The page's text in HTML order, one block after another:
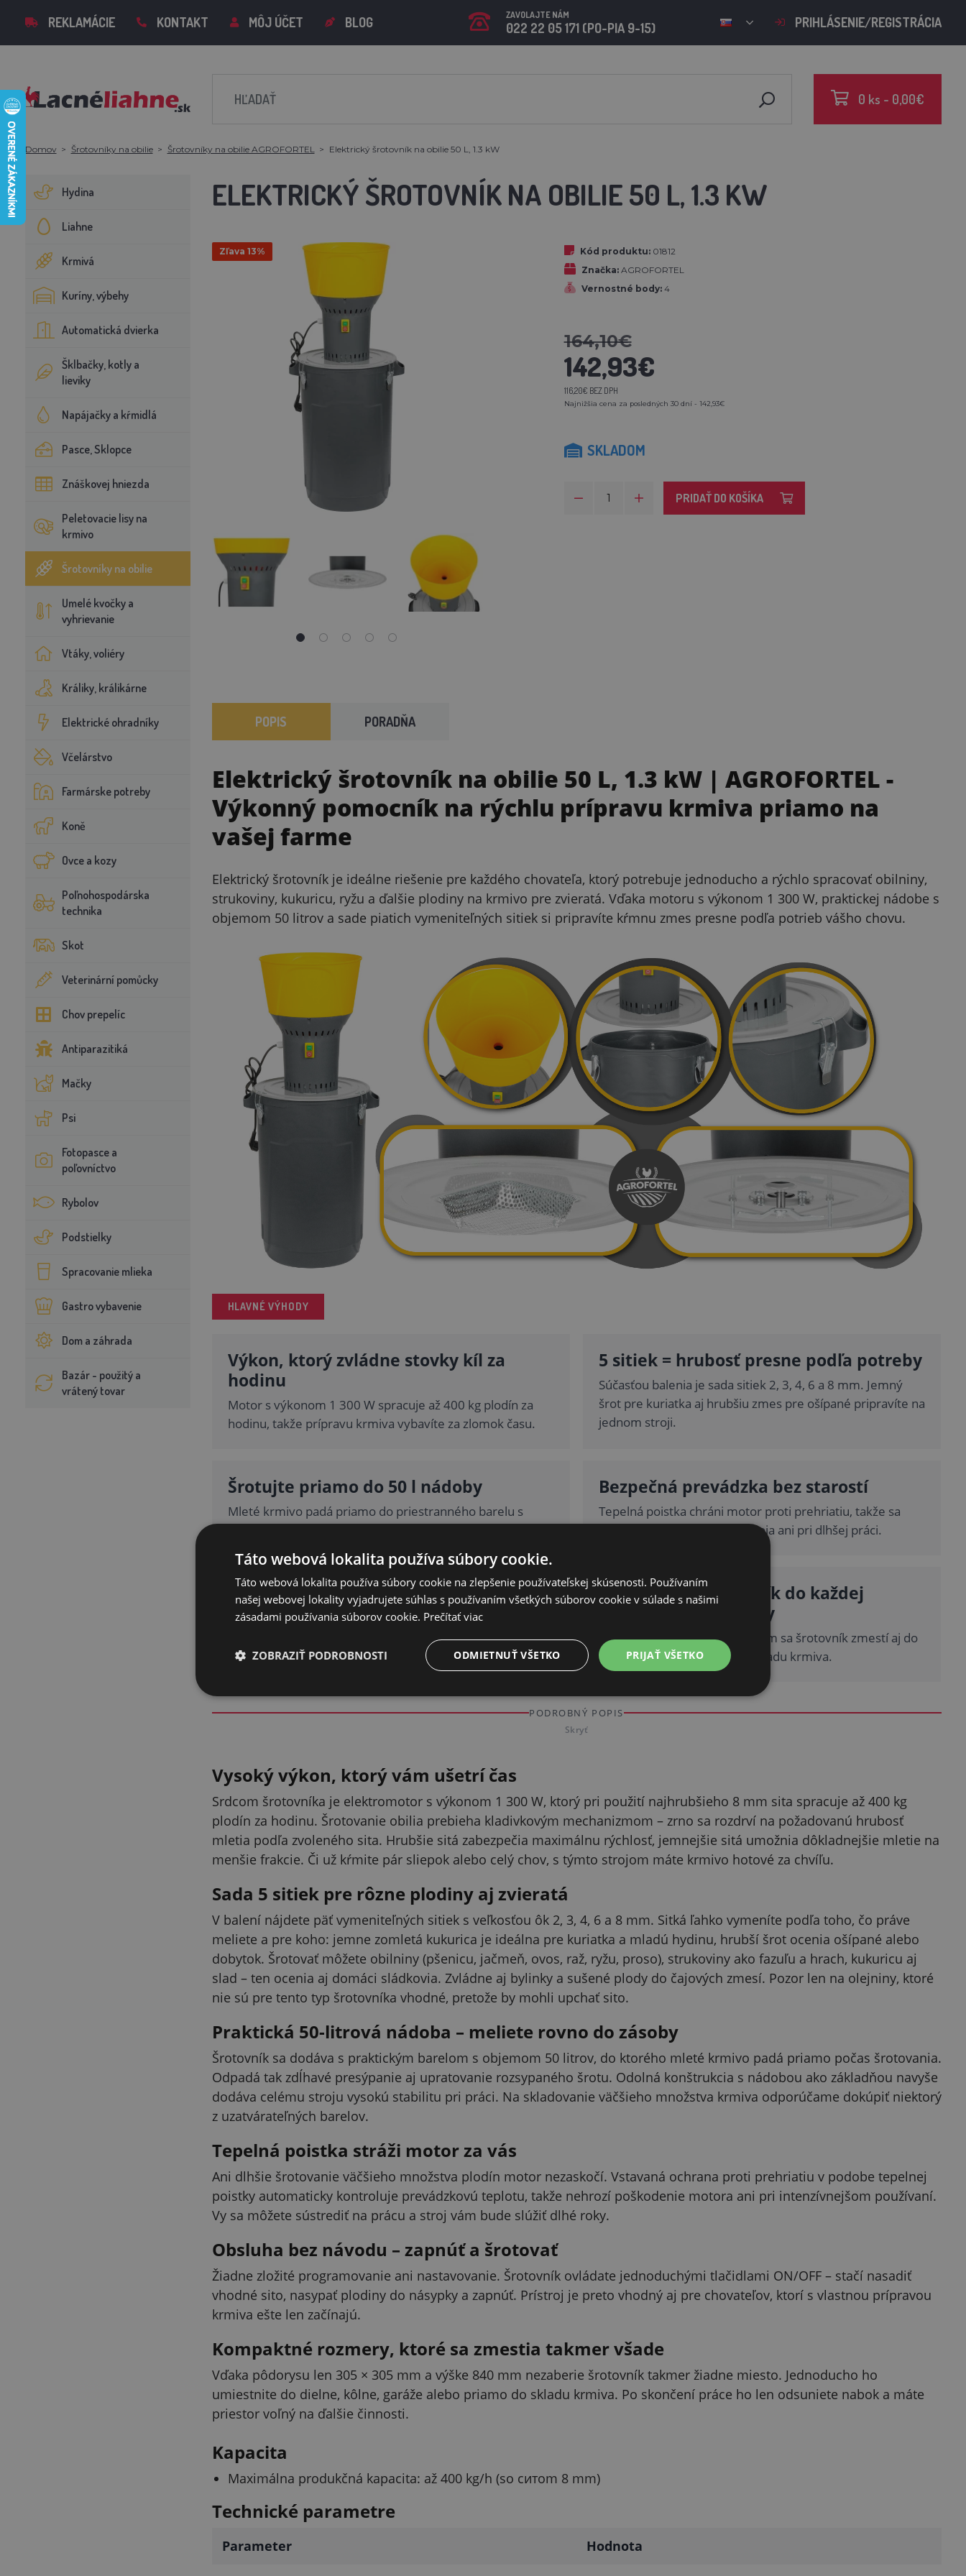
REKLAMÁCIE KONTAKT MÔJ ÚČET BLOG ZAVOLAJTE NÁM
022 22 05 171 (PO-PIA 9-15) PRIHLÁSENIE/REGISTRÁCIA
0 ks - 0,00€
Domov Šrotovníky na obilie Šrotovníky na obilie AGROFORTEL Elektrický šrotovník na obilie 50 L, 1.3 kW
Hydina
Liahne
Krmivá
Kuríny, výbehy
Automatická dvierka
Šklbačky, kotly a
lieviky
Napájačky a kŕmidlá
Pasce, Sklopce
Znáškovej hniezda
Peletovacie lisy na
krmivo
Šrotovníky na obilie
Umelé kvočky a
vyhrievanie
Vtáky, voliéry
Králiky, králikárne
Elektrické ohradníky
Včelárstvo
Farmárske potreby
Koně
Ovce a kozy
Poľnohospodárska
technika
Skot
Veterinární pomůcky
Chov prepelíc
Antiparazitiká
Mačky
Psi
Fotopasce a
poľovníctvo
Rybolov
Podstielky
Spracovanie mlieka
Gastro vybavenie
Dom a záhrada
Bazár - použitý a
vrátený tovar
ELEKTRICKÝ ŠROTOVNÍK NA OBILIE 50 L, 1.3 KW
Zľava 13% Kód produktu: 01812
Značka: AGROFORTEL
Vernostné body: 4
164,10€
142,93€
116,20€ BEZ DPH
Najnižšia cena za posledných 30 dní - 142,93€
SKLADOM
PRIDAŤ DO KOŠÍKA
POPIS PORADŇA
Elektrický šrotovník na obilie 50 L, 1.3 kW | AGROFORTEL -
Výkonný pomocník na rýchlu prípravu krmiva priamo na
vašej farme
Elektrický šrotovník je ideálne riešenie pre každého chovateľa, ktorý potrebuje jednoducho a rýchlo spracovať obilniny,
strukoviny, kukuricu, ryžu a ďalšie plodiny na krmivo pre zvieratá. Vďaka motoru s výkonom 1 300 W, praktickej nádobe s
objemom 50 litrov a sade piatich vymeniteľných sitiek si pripravíte kŕmnu zmes presne podľa potrieb vášho chovu.
HLAVNÉ VÝHODY
Výkon, ktorý zvládne stovky kíl za
hodinu
Motor s výkonom 1 300 W spracuje až 400 kg plodín za
hodinu, takže prípravu krmiva vybavíte za zlomok času.
5 sitiek = hrubosť presne podľa potreby
Súčasťou balenia je sada sitiek 2, 3, 4, 6 a 8 mm. Jemný
šrot pre kuriatka aj hrubšiu zmes pre ošípané pripravíte na
jednom stroji.
Šrotujte priamo do 50 l nádoby
Mleté krmivo padá priamo do priestranného barelu s
Bezpečná prevádzka bez starostí
Tepelná poistka chráni motor proti prehriatiu, takže sa
nemusíte báť poškodenia stroja ani pri dlhšej práci.
Ovládanie, ktoré zvládne každý
Jednoduché ovládanie tlačidlami ON/OFF – zapnete,
nasypete a šrotujete. Bez zložitého nastavovania.
Kompaktný pomocník do každej
hospodárskej budovy
S pôdorysom len 305 × 305 mm sa šrotovník zmestí aj do
menšej dielne, kôlne alebo skladu krmiva.
PODROBNÝ POPIS
Skryť
Vysoký výkon, ktorý vám ušetrí čas
Srdcom šrotovníka je elektromotor s výkonom 1 300 W, ktorý pri použití najhrubšieho 8 mm sita spracuje až 400 kg
plodín za hodinu. Šrotovanie obilia prebieha kladivkovým mechanizmom – zrno sa rozdrví na požadovanú hrubosť
mletia podľa zvoleného sita. Hrubšie sitá zabezpečia maximálnu rýchlosť, jemnejšie sitá umožnia dôkladnejšie mletie na
menšie frakcie. Či už kŕmite pár sliepok alebo celý chov, s týmto strojom máte krmivo hotové za chvíľu.
Sada 5 sitiek pre rôzne plodiny aj zvieratá
V balení nájdete päť vymeniteľných sitiek s veľkosťou ôk 2, 3, 4, 6 a 8 mm. Sitká ľahko vymeníte podľa toho, čo práve
meliete a pre koho: jemne zomletá kukurica je ideálna pre kuriatka a mladú hydinu, hrubší šrot ocenia ošípané alebo
dobytok. Šrotovať môžete obilniny (pšenicu, jačmeň, ovos, raž, ryžu, proso), strukoviny ako fazuľu a hrach, kukuricu aj
slad – ten ocenia aj domáci sládkovia. Zvládne aj bylinky a sušené plody do čajových zmesí. Pozor len na olejniny, ktoré
nie sú pre tento typ šrotovníka vhodné, pretože by mohli upchať sito.
Praktická 50-litrová nádoba – meliete rovno do zásoby
Šrotovník sa dodáva s praktickým barelom s objemom 50 litrov, do ktorého mleté krmivo padá priamo počas šrotovania.
Odpadá tak zdĺhavé presýpanie aj upratovanie rozsypaného šrotu. Odolná konštrukcia s nádobou ako základňou navyše
dodáva celému stroju vysokú stabilitu pri práci. Na skladovanie väčšieho množstva krmiva odporúčame dokúpiť niektorý
z uzatvárateľných barelov.
Tepelná poistka stráži motor za vás
Ani dlhšie šrotovanie väčšieho množstva plodín motor nezaskočí. Vstavaná ochrana proti prehriatiu v podobe tepelnej
poistky automaticky kontroluje prevádzkovú teplotu, takže nehrozí poškodenie motora ani pri intenzívnejšom používaní.
Vy sa môžete sústrediť na prácu a stroj vám bude slúžiť dlhé roky.
Obsluha bez návodu – zapnúť a šrotovať
Žiadne zložité programovanie ani nastavovanie. Šrotovník ovládate jednoduchými tlačidlami ON/OFF – stačí nasadiť
vhodné sito, nasypať plodiny do násypky a zapnúť. Prístroj je preto vhodný aj pre chovateľov, ktorí s vlastnou prípravou
krmiva ešte len začínajú.
Kompaktné rozmery, ktoré sa zmestia takmer všade
Vďaka pôdorysu len 305 × 305 mm a výške 840 mm nezaberie šrotovník takmer žiadne miesto. Jednoducho ho
umiestnite do dielne, kôlne, garáže alebo priamo do skladu krmiva. Po skončení práce ho len odsuniete nabok a máte
priestor voľný na ďalšie činnosti.
Kapacita
Maximálna produkčná kapacita: až 400 kg/h (so ситom 8 mm)
Technické parametre
Parameter Hodnota
Táto webová lokalita používa súbory cookie.
Táto webová lokalita používa súbory cookie na zlepšenie používateľskej skúsenosti. Používaním
našej webovej lokality vyjadrujete súhlas s používaním všetkých súborov cookie v súlade s našimi
zásadami používania súborov cookie. Prečítať viac
PRIJAŤ VŠETKO
ODMIETNUŤ VŠETKO
ZOBRAZIŤ PODROBNOSTI